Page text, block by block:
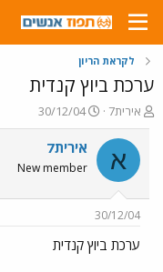
לקראת הריון
ערכת ביוץ קנדית
פ
ו
ת
ח
ה
ש
א
אירית7
פ
ו
ר
ם
ר
30/12/04
א אירית7
New member
30/12/04
ערכת ביוץ קנדית